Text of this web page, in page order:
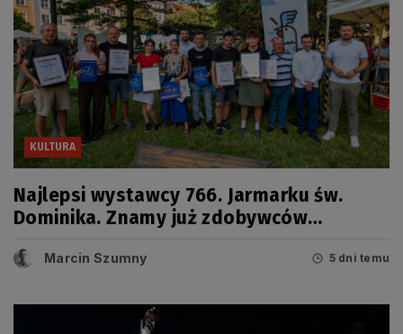
KULTURA
Najlepsi wystawcy 766. Jarmarku św.
Dominika. Znamy już zdobywców
Marcin Szumny 5 dni temu